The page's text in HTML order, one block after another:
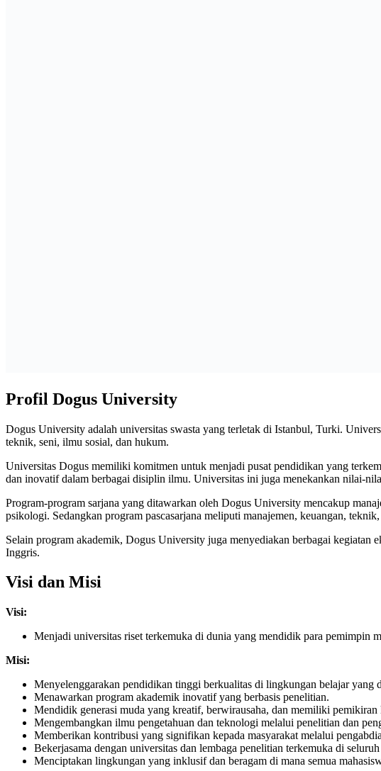
Profil Dogus University
Dogus University adalah universitas swasta yang terletak di Istanbul, Turki.
teknik, seni, ilmu sosial, dan hukum.
Universitas Dogus memiliki komitmen untuk menjadi pusat pendidikan yang
dan inovatif dalam berbagai disiplin ilmu. Universitas ini juga menekankan nilai-
Program-program sarjana yang ditawarkan oleh Dogus University mencakup
psikologi. Sedangkan program pascasarjana meliputi manajemen, keuangan,
Selain program akademik, Dogus University juga menyediakan berbagai kegiatan
Inggris.
Visi dan Misi
Visi:
Menjadi universitas riset terkemuka di dunia yang mendidik para pemimpin
Misi:
Menyelenggarakan pendidikan tinggi berkualitas di lingkungan belajar yang
Menawarkan program akademik inovatif yang berbasis penelitian.
Mendidik generasi muda yang kreatif, berwirausaha, dan memiliki pemikiran
Mengembangkan ilmu pengetahuan dan teknologi melalui penelitian dan
Memberikan kontribusi yang signifikan kepada masyarakat melalui
Bekerjasama dengan universitas dan lembaga penelitian terkemuka di
Menciptakan lingkungan yang inklusif dan beragam di mana semua